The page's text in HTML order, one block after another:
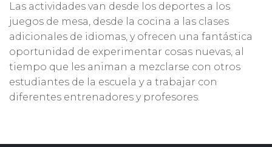
Las actividades van desde los deportes a los
juegos de mesa, desde la cocina a las clases
adicionales de idiomas, y ofrecen una fantástica
oportunidad de experimentar cosas nuevas, al
tiempo que les animan a mezclarse con otros
estudiantes de la escuela y a trabajar con
diferentes entrenadores y profesores.